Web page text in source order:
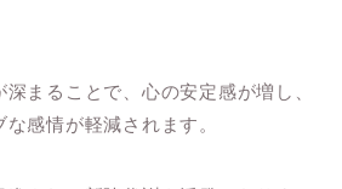
まることで、心の安定感が増し、
感情が軽減されます。